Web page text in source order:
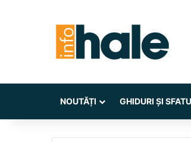
NOUTĂȚI GHIDURI ȘI